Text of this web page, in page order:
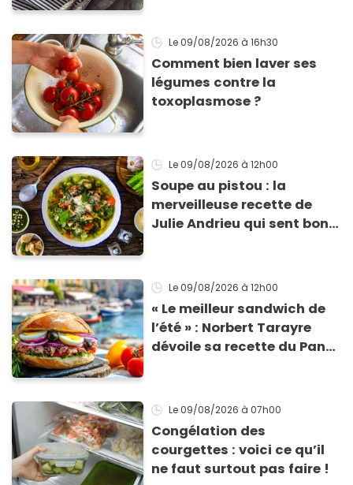
Le 09/08/2026 à 16h30
Comment bien laver ses
légumes contre la
toxoplasmose ?
Le 09/08/2026 à 12h00
Soupe au pistou : la
merveilleuse recette de
Julie Andrieu qui sent bon
Le 09/08/2026 à 12h00
« Le meilleur sandwich de
l’été » : Norbert Tarayre
dévoile sa recette du Pan
Le 09/08/2026 à 07h00
Congélation des
courgettes : voici ce qu’il
ne faut surtout pas faire !